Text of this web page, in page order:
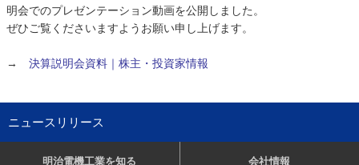
ニュースリリース
明会でのプレゼンテーション動画を公開しました。
ぜひご覧くださいますようお願い申し上げます。
→ 決算説明会資料｜株主・投資家情報
明治電機工業を知る 会社情報